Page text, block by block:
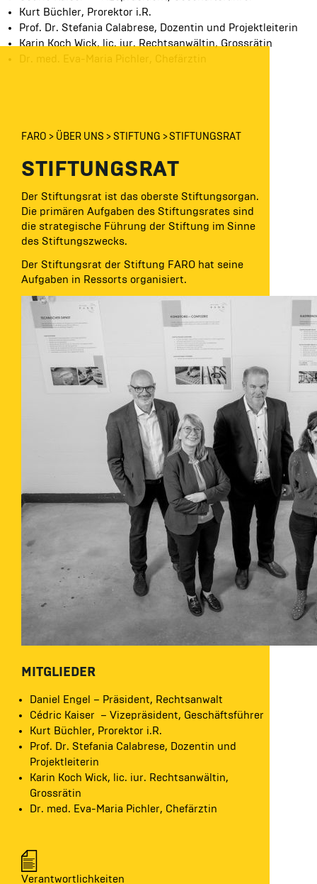
Kurt Büchler, Prorektor i.R.
Prof. Dr. Stefania Calabrese, Dozentin und Projektleiterin
Karin Koch Wick, lic. iur. Rechtsanwältin, Grossrätin
Dr. med. Eva-Maria Pichler, Chefärztin
FARO ÜBER UNS STIFTUNG STIFTUNGSRAT
STIFTUNGSRAT
Der Stiftungsrat ist das oberste Stiftungsorgan.
Die primären Aufgaben des Stiftungsrates sind
die strategische Führung der Stiftung im Sinne
des Stiftungszwecks.
Der Stiftungsrat der Stiftung FARO hat seine
Aufgaben in Ressorts organisiert.
MITGLIEDER
Daniel Engel – Präsident, Rechtsanwalt
Cédric Kaiser – Vizepräsident, Geschäftsführer
Kurt Büchler, Prorektor i.R.
Prof. Dr. Stefania Calabrese, Dozentin und
Projektleiterin
Karin Koch Wick, lic. iur. Rechtsanwältin,
Grossrätin
Dr. med. Eva-Maria Pichler, Chefärztin
Verantwortlichkeiten